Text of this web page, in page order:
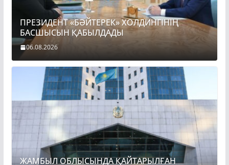
ПРЕЗИДЕНТ «БӘЙТЕРЕК» ХОЛДИНГІНІҢ
БАСШЫСЫН ҚАБЫЛДАДЫ
06.08.2026
ЖАМБЫЛ ОБЛЫСЫНДА ҚАЙТАРЫЛҒАН